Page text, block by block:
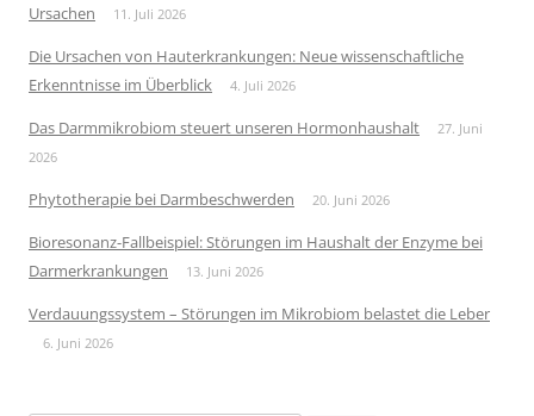
Ursachen
11. Juli 2026
Die Ursachen von Hauterkrankungen: Neue wissenschaftliche
Erkenntnisse im Überblick
4. Juli 2026
Das Darmmikrobiom steuert unseren Hormonhaushalt
27. Juni
2026
Phytotherapie bei Darmbeschwerden 20. Juni 2026
Bioresonanz-Fallbeispiel: Störungen im Haushalt der Enzyme bei
Darmerkrankungen
13. Juni 2026
Verdauungssystem – Störungen im Mikrobiom belastet die Leber
6. Juni 2026